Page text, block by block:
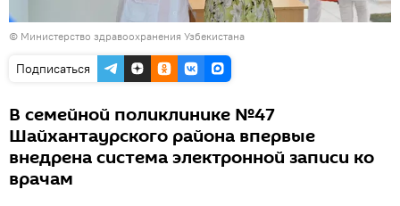
© Министерство здравоохранения Узбекистана
Подписаться
В семейной поликлинике №47
Шайхантаурского района впервые
внедрена система электронной записи ко
врачам